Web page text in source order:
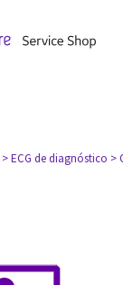
> ECG de diagnóstico >